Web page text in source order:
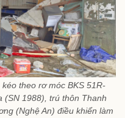
theo rơ móc BKS 51R-
(SN 1988), trú thôn Thanh
(Nghệ An) điều khiển làm